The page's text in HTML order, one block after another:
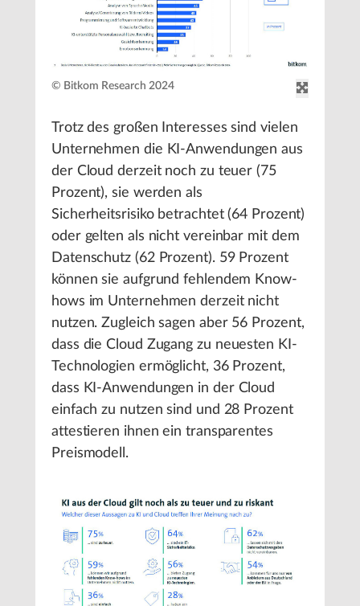
© Bitkom Research 2024
Trotz des großen Interesses sind vielen
Unternehmen die KI-Anwendungen aus
der Cloud derzeit noch zu teuer (75
Prozent), sie werden als
Sicherheitsrisiko betrachtet (64 Prozent)
oder gelten als nicht vereinbar mit dem
Datenschutz (62 Prozent). 59 Prozent
können sie aufgrund fehlendem Know-
hows im Unternehmen derzeit nicht
nutzen. Zugleich sagen aber 56 Prozent,
dass die Cloud Zugang zu neuesten KI-
Technologien ermöglicht, 36 Prozent,
dass KI-Anwendungen in der Cloud
einfach zu nutzen sind und 28 Prozent
attestieren ihnen ein transparentes
Preismodell.